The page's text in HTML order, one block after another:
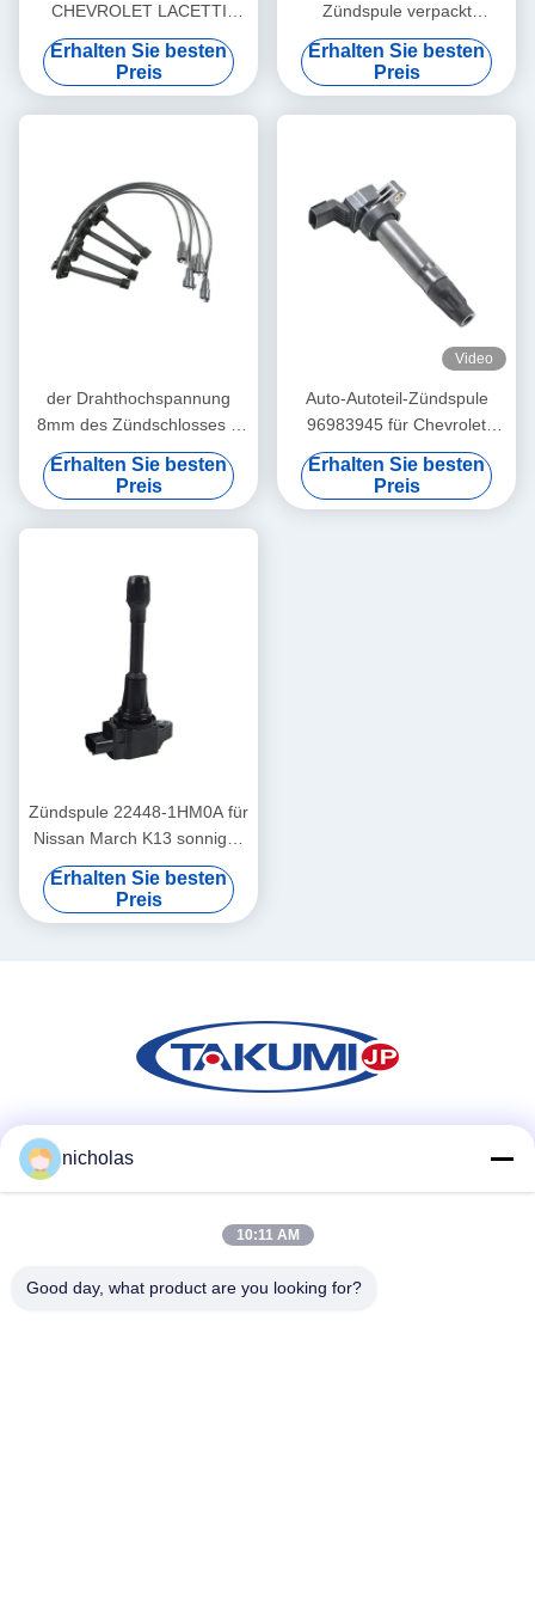
CHEVROLET LACETTI
DAEWOO NUBIRA 1,4 1,6
96453420
Erhalten Sie besten
Preis
Zündspule verpackt
kompatibel mit -Land Rover
Ignition Coil 30684245
0997001070 LR002954
Erhalten Sie besten
Preis
der Drahthochspannung
8mm des Zündschlosses 4
Zündkerzedrahttrennzeichen-
Zündkabel-
Bauschaltplananschluß für
Toyota
Erhalten Sie besten
Preis
Video
Auto-Autoteil-Zündspule
96983945 für Chevrolet
Spark (M300)
Erhalten Sie besten
Preis
Zündspule 22448-1HM0A für
Nissan March K13 sonniges
N17 Sylphy B17 Tiida C12
Erhalten Sie besten
Preis
nicholas
10:11 AM
Good day, what product are you looking for?